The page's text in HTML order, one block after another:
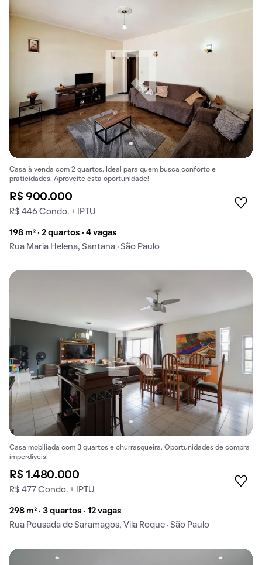
Casa à venda com 2 quartos. Ideal para quem busca conforto e
praticidades. Aproveite esta oportunidade!
R$ 900.000
R$ 446 Condo. + IPTU
198 m² · 2 quartos · 4 vagas
Rua Maria Helena, Santana · São Paulo
Casa mobiliada com 3 quartos e churrasqueira. Oportunidades de compra
imperdíveis!
R$ 1.480.000
R$ 477 Condo. + IPTU
298 m² · 3 quartos · 12 vagas
Rua Pousada de Saramagos, Vila Roque · São Paulo